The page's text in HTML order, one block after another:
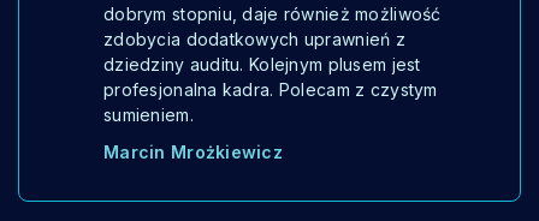
dobrym stopniu, daje również możliwość
zdobycia dodatkowych uprawnień z
dziedziny auditu. Kolejnym plusem jest
profesjonalna kadra. Polecam z czystym
sumieniem.
Marcin Mrożkiewicz